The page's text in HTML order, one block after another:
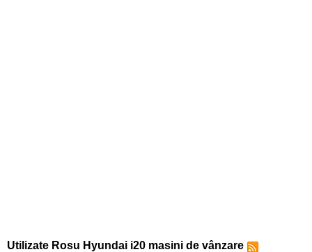
Utilizate Rosu Hyundai i20 masini de vânzare